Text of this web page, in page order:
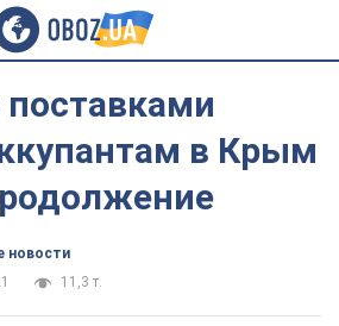
в Крым
новости
11,3 т.